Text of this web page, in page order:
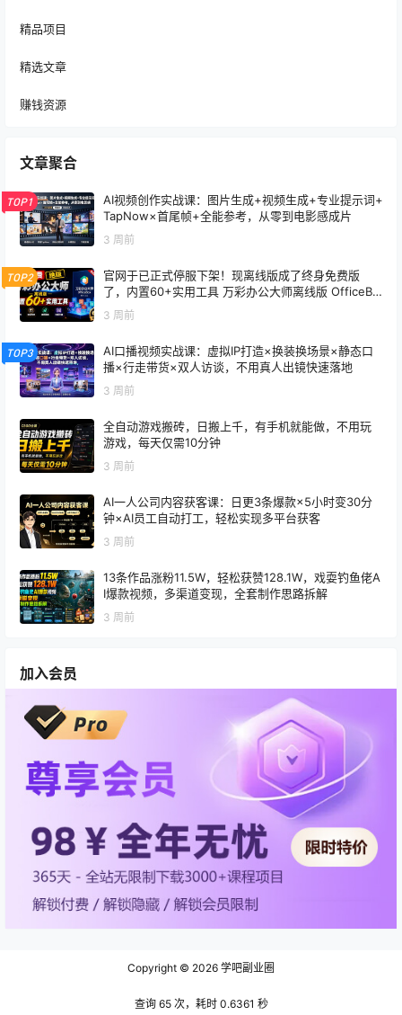
精品项目
精选文章
赚钱资源
文章聚合
TOP1
AI视频创作实战课：图片生成+视频生成+专业提示词+
TapNow×首尾帧+全能参考，从零到电影感成片
3 周前
TOP2
官网于已正式停服下架！现离线版成了终身免费版
了，内置60+实用工具 万彩办公大师离线版 OfficeBo
3 周前
TOP3
AI口播视频实战课：虚拟IP打造×换装换场景×静态口
播×行走带货×双人访谈，不用真人出镜快速落地
3 周前
全自动游戏搬砖，日搬上千，有手机就能做，不用玩
游戏，每天仅需10分钟
3 周前
AI一人公司内容获客课：日更3条爆款×5小时变30分
钟×AI员工自动打工，轻松实现多平台获客
3 周前
13条作品涨粉11.5W，轻松获赞128.1W，戏耍钓鱼佬A
I爆款视频，多渠道变现，全套制作思路拆解
3 周前
加入会员
Copyright © 2026 学吧副业圈
查询 65 次，耗时 0.6361 秒